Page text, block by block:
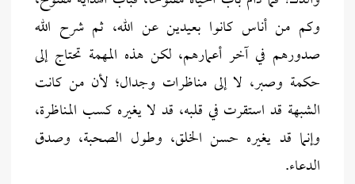
وكم من أناس كانوا بعيدين عن الله، ثم شرح الله
صدورهم في آخر أعمارهم، لكن هذه المهمة تحتاج إلى
حكمة وصبر، لا إلى مناظرات وجدال؛ لأن من كانت
الشبهة قد استقرت في قلبه، قد لا يغيره كسب المناظرة،
وإنما قد يغيره حسن الخلق، وطول الصحبة، وصدق
الدعاء.